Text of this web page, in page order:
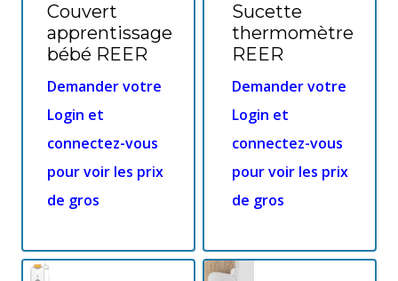
Couvert
apprentissage
bébé REER
Demander votre
Login et
connectez-vous
pour voir les prix
de gros
Sucette
thermomètre
REER
Demander votre
Login et
connectez-vous
pour voir les prix
de gros